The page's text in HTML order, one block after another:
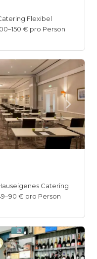
Flexibel
€ pro Person
Catering
€ pro Person